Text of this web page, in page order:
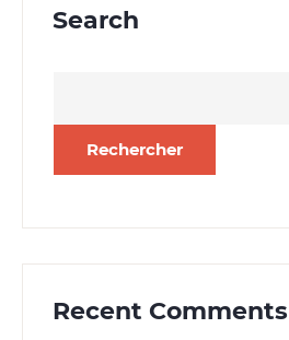
Search
Recent Comments